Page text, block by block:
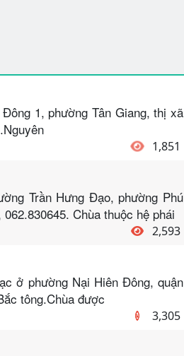
1, phường Tân Giang, thị xã
1,851
Trần Hưng Đạo, phường Phú
Chùa thuộc hệ phái
2,593
ở phường Nại Hiên Đông, quận
tông.Chùa được
3,305